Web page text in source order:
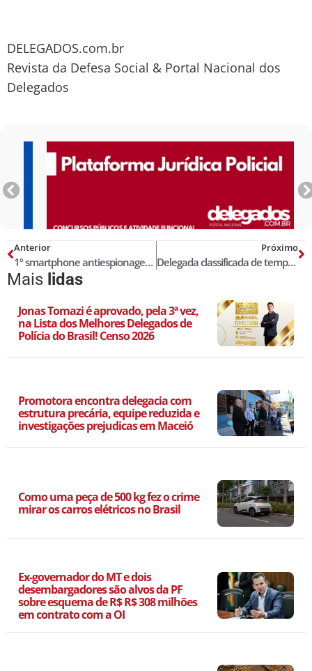
DELEGADOS.com.br
Revista da Defesa Social & Portal Nacional dos
Delegados
Anterior
1º smartphone antiespionagem começa a chegar aos consumidores
Próximo
Delegada classificada de temperamental por órgão de comunicação será indenizada
Mais lidas
Jonas Tomazi é aprovado, pela 3ª vez,
na Lista dos Melhores Delegados de
Polícia do Brasil! Censo 2026
Promotora encontra delegacia com
estrutura precária, equipe reduzida e
investigações prejudicas em Maceió
Como uma peça de 500 kg fez o crime
mirar os carros elétricos no Brasil
Ex-governador do MT e dois
desembargadores são alvos da PF
sobre esquema de R$ R$ 308 milhões
em contrato com a OI